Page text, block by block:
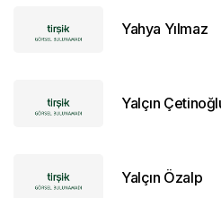
Yahya Yılmaz
Yalçın
Yalçın Özalp